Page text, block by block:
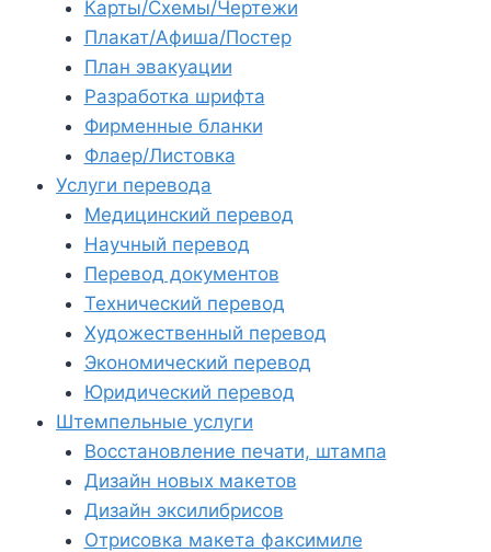
Карты/Схемы/Чертежи
Плакат/Афиша/Постер
План эвакуации
Разработка шрифта
Фирменные бланки
Флаер/Листовка
Услуги перевода
Медицинский перевод
Научный перевод
Перевод документов
Технический перевод
Художественный перевод
Экономический перевод
Юридический перевод
Штемпельные услуги
Восстановление печати, штампа
Дизайн новых макетов
Дизайн эксилибрисов
Отрисовка макета факсимиле